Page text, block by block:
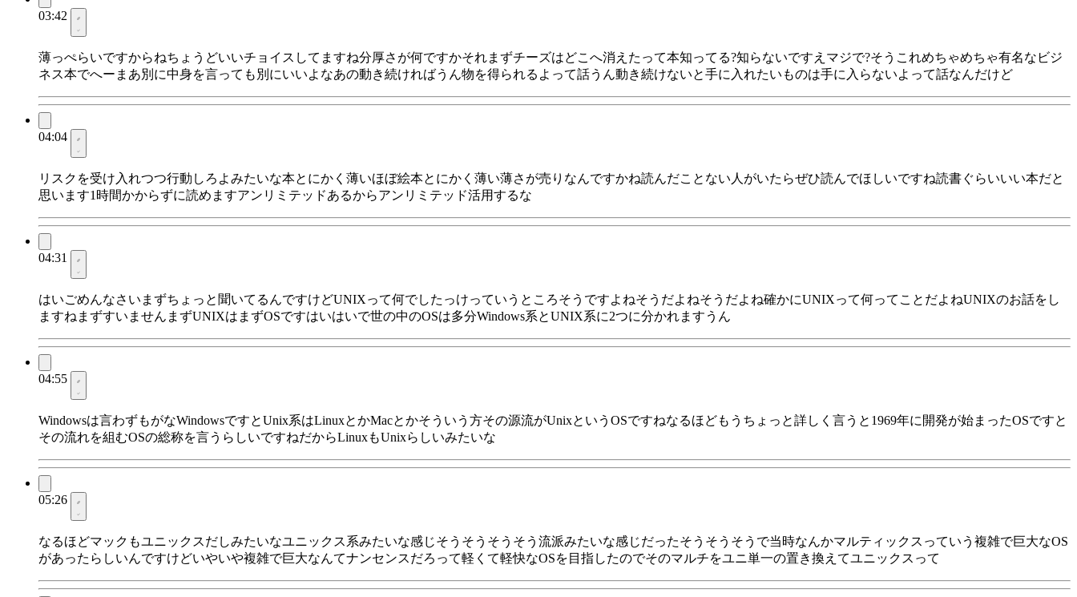
03:42
薄っぺらいですからねちょうどいいチョイスしてますね分厚さが何ですかそれまずチーズはどこへ消えたって本知ってる?知らないですえマジで?そうこれめちゃめちゃ有名なビジ
ネス本でへーまあ別に中身を言っても別にいいよなあの動き続ければうん物を得られるよって話うん動き続けないと手に入れたいものは手に入らないよって話なんだけど
04:04
リスクを受け入れつつ行動しろよみたいな本とにかく薄いほぼ絵本とにかく薄い薄さが売りなんですかね読んだことない人がいたらぜひ読んでほしいですね読書ぐらいいい本だと
思います1時間かからずに読めますアンリミテッドあるからアンリミテッド活用するな
04:31
はいごめんなさいまずちょっと聞いてるんですけどUNIXって何でしたっけっていうところそうですよねそうだよねそうだよね確かにUNIXって何ってことだよねUNIXのお話をし
ますねまずすいませんまずUNIXはまずOSですはいはいで世の中のOSは多分Windows系とUNIX系に2つに分かれますうん
04:55
Windowsは言わずもがなWindowsですとUnix系はLinuxとかMacとかそういう方その源流がUnixというOSですねなるほどもうちょっと詳しく言うと1969年に開発が始まったOSですと
その流れを組むOSの総称を言うらしいですねだからLinuxもUnixらしいみたいな
05:26
なるほどマックもユニックスだしみたいなユニックス系みたいな感じそうそうそうそう流派みたいな感じだったそうそうそうで当時なんかマルティックスっていう複雑で巨大なOS
があったらしいんですけどいやいや複雑で巨大なんてナンセンスだろって軽くて軽快なOSを目指したのでそのマルチをユニ単一の置き換えてユニックスって